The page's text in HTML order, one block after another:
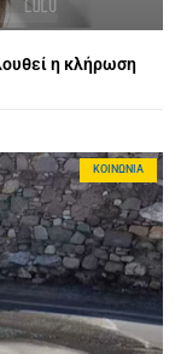
η κλήρωση
ΚΟΙΝΩΝΊΑ